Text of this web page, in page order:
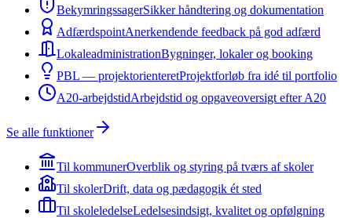
BekymringssagerSikker håndtering og dokumentation
AdfærdspointAnerkendende feedback på god adfærd
LokaleadministrationBygninger, lokaler og booking
PBL — projektorienteretProjektforløb fra idé til portfolio
A20-arbejdstidArbejdstid og opgaveoversigt efter A20
Se alle funktioner
Til kommunerOverblik og styring på tværs af skoler
Til skolerDrift, data og pædagogik ét sted
Til skoleledelseLedelsesindsigt, kvalitet og opfølgning